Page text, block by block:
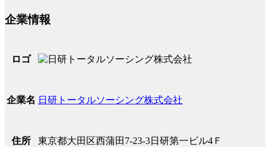
企業情報
ロゴ
企業名 日研トータルソーシング株式会社
住所 東京都大田区西蒲田7-23-3日研第一ビル4Ｆ